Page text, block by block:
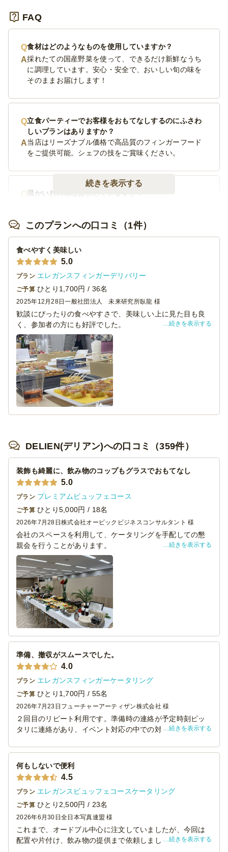
FAQ
食材はどのようなものを使用していますか？
採れたての国産野菜を使って、できるだけ新鮮なうち
に調理しています。安心・安全で、おいしい旬の味を
そのままお届けします！
立食パーティーでお客様をおもてなしするのにふさわ
しいプランはありますか？
当店はリーズナブル価格で高品質のフィンガーフード
をご提供可能。シェフの技をご賞味ください。
温かいお料理は提供していますか？
スタッフはどのような服装でいらっしゃいますか？
てお伺い致します。
テーブル装飾はして頂けますか？
た装飾・お料理内容をご提案を致します。ウッドテイ
ストでナチュラル系の優しいイメージの装飾を得意と
しています！
続きを表示する
このプランへの口コミ（1件）
食べやすく美味しい
5.0
プラン エレガンスフィンガーデリバリー
ご予算 ひとり1,700円 / 36名
2025年12月28日一般社団法人 未来研究所臥龍 様
歓談にぴったりの食べやすさで、美味しい上に見た目も良
く、参加者の方にも好評でした。
一口サイズなのでボリュームが心配でしたが、食べ応えも
十分でした。
また利用したいと思います。
続きを表示する
DELIEN(デリアン)への口コミ（359件）
装飾も綺麗に、飲み物のコップもグラスでおもてなし
5.0
プラン プレミアムビュッフェコース
ご予算 ひとり5,000円 / 18名
2026年7月28日 株式会社オービックビジネスコンサルタント 様
会社のスペースを利用して、ケータリングを手配しての懇
親会を行うことがあります。
過去に様々お願いしてみましたが、しっかり花や緑で装飾
してくださり、テーブルクロスも引いて貰って綺麗な仕上
がり。
ありがちなプラコップではなく、ガラスのグラスでの手配
も出来て、飲み物のサーブもお任せ出来て満足でした。
肝心のお料理もしっかり本格派。次回もお願いしたい。
続きを表示する
準備、撤収がスムースでした。
4.0
プラン エレガンスフィンガーケータリング
ご予算 ひとり1,700円 / 55名
2026年7月23日 フューチャーアーティザン株式会社 様
２回目のリピート利用です。準備時の連絡が予定時刻ピッ
タリに連絡があり、イベント対応の中での対応なので非常
した。料理の方も一品一品がとりやすい形状となっていた
ため、よかったと思います。
続きを表示する
何もしないで便利
4.5
プラン エレガンスビュッフェコースケータリング
ご予算 ひとり2,500円 / 23名
2026年6月30日 全日本写真連盟 様
これまで、オードブル中心に注文していましたが、今回は
配置や片付け、飲み物の提供まで依頼しました。こちらは
続きを表示する